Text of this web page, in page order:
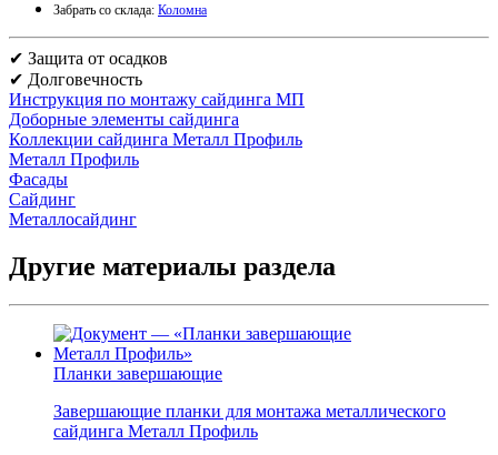
Забрать со склада: Коломна
✔ Защита от осадков
✔ Долговечность
Инструкция по монтажу сайдинга МП
Доборные элементы сайдинга
Коллекции сайдинга Металл Профиль
Металл Профиль
Фасады
Сайдинг
Металлосайдинг
Другие материалы раздела
Планки завершающие
Завершающие планки для монтажа металлического
сайдинга Металл Профиль